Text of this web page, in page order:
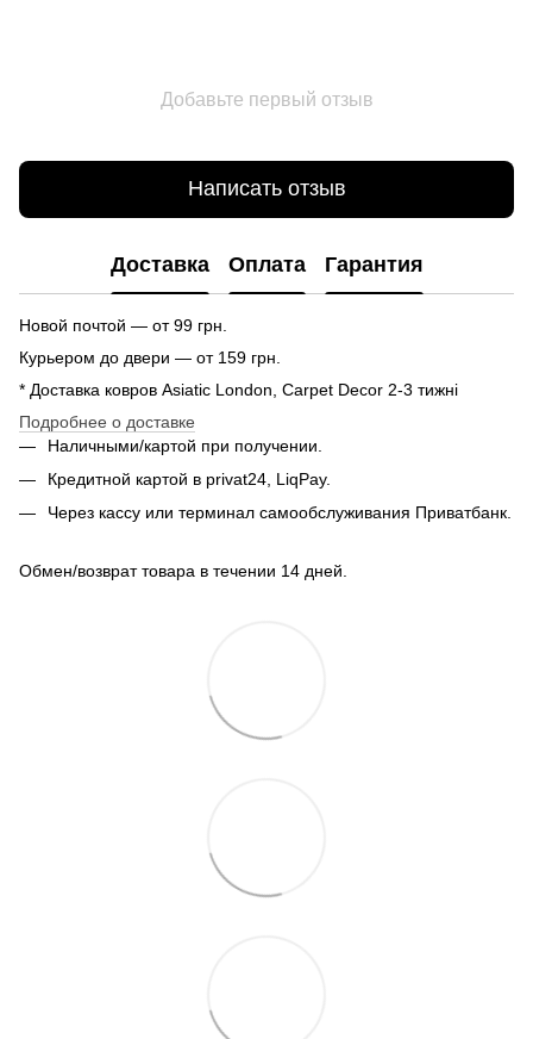
Добавьте первый отзыв
Написать отзыв
Доставка Оплата Гарантия
Новой почтой — от 99 грн.
Курьером до двери — от 159 грн.
* Доставка ковров Asiatic London, Carpet Decor 2-3 тижні
Подробнее о доставке
Наличными/картой при получении.
Кредитной картой в privat24, LiqPay.
Через кассу или терминал самообслуживания Приватбанк.
Обмен/возврат товара в течении 14 дней.